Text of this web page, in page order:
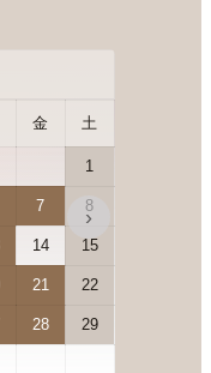
金 土
1
7 8
14 15
21 22
28 29
›